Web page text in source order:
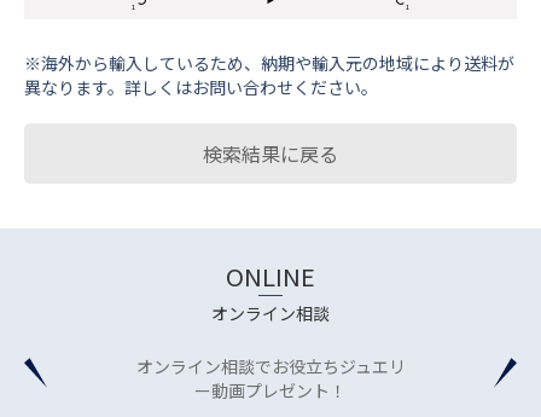
※海外から輸⼊しているため、納期や輸⼊元の地域により送料が
異なります。詳しくはお問い合わせください。
検索結果に戻る
ONLINE
オンライン相談
オンライン相談でお役立ちジュエリ
ー動画プレゼント！